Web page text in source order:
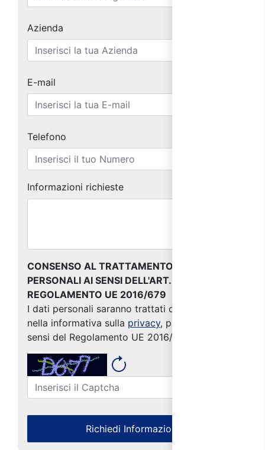
Azienda
E-mail
Telefono
Informazioni richieste
CONSENSO AL TRATTAMENTO DEI DATI
PERSONALI AI SENSI DELL'ART. 13 DEL
REGOLAMENTO UE 2016/679
I dati personali saranno trattati come indicato
nella informativa sulla privacy, predisposta ai
sensi del Regolamento UE 2016/679
Richiedi Informazioni